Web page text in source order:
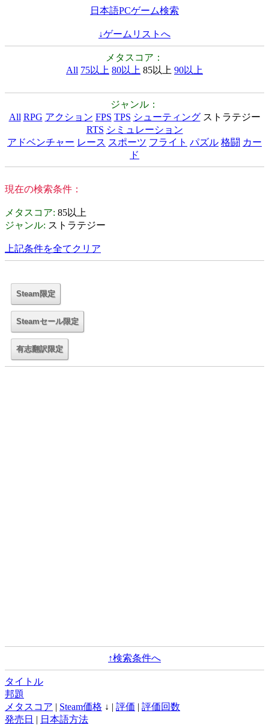
日本語PCゲーム検索
↓ゲームリストへ
メタスコア：
All 75以上 80以上 85以上 90以上
ジャンル：
All RPG アクション FPS TPS シューティングストラテジー
RTS シミュレーション
アドベンチャー レース スポーツ フライト パズル 格闘 カー
ド
現在の検索条件：
メタスコア: 85以上
ジャンル: ストラテジー
上記条件を全てクリア
↑検索条件へ
タイトル
邦題
メタスコア | Steam価格 ↓ | 評価 | 評価回数
発売日 | 日本語方法